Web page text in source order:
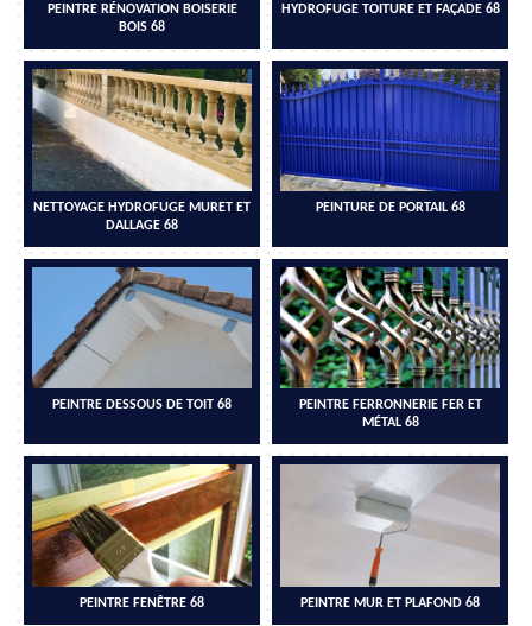
PEINTRE RÉNOVATION BOISERIE
BOIS 68
HYDROFUGE TOITURE ET FAÇADE 68
NETTOYAGE HYDROFUGE MURET ET
DALLAGE 68
PEINTURE DE PORTAIL 68
PEINTRE DESSOUS DE TOIT 68
PEINTRE FERRONNERIE FER ET
MÉTAL 68
PEINTRE FENÊTRE 68 PEINTRE MUR ET PLAFOND 68